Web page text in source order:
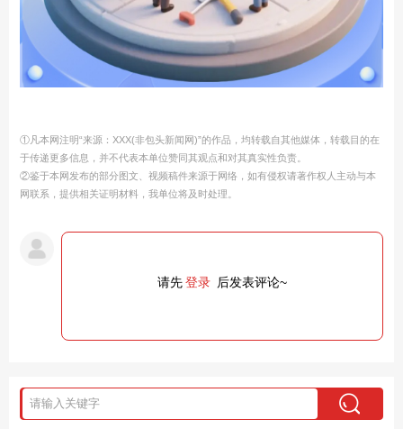
①凡本网注明“来源：XXX(非包头新闻网)”的作品，均转载自其他媒体，转载目的在
于传递更多信息，并不代表本单位赞同其观点和对其真实性负责。
②鉴于本网发布的部分图文、视频稿件来源于网络，如有侵权请著作权人主动与本
网联系，提供相关证明材料，我单位将及时处理。
请先登录 后发表评论~